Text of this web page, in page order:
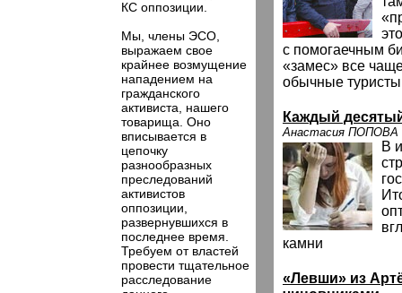
КС оппозиции.
Мы, члены ЭСО,
выражаем свое
крайнее возмущение
нападением на
гражданского
активиста, нашего
товарища. Оно
вписывается в
цепочку
разнообразных
преследований
активистов
оппозиции,
развернувшихся в
последнее время.
Требуем от властей
провести тщательное
расследование
с помогаечным
«замес» все
обычные
Каждый
Анастасия ПОПОВА
В
камни
«Левши» из